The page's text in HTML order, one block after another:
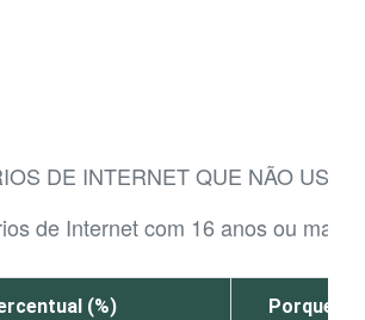
DE INTERNET QUE NÃO
de Internet com 16 anos ou
(%)
Porque